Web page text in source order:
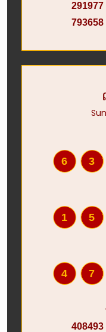
291977
793658
408493